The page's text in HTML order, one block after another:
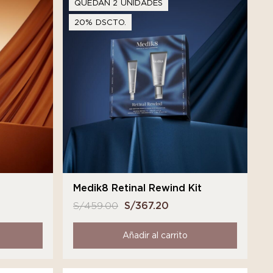
QUEDAN 2 UNIDADES
20% DSCTO.
Medik8 Retinal Rewind Kit
S/459.00 El
precio
original
era:
S/367.20
precio
actual
es:
Añadir al carrito